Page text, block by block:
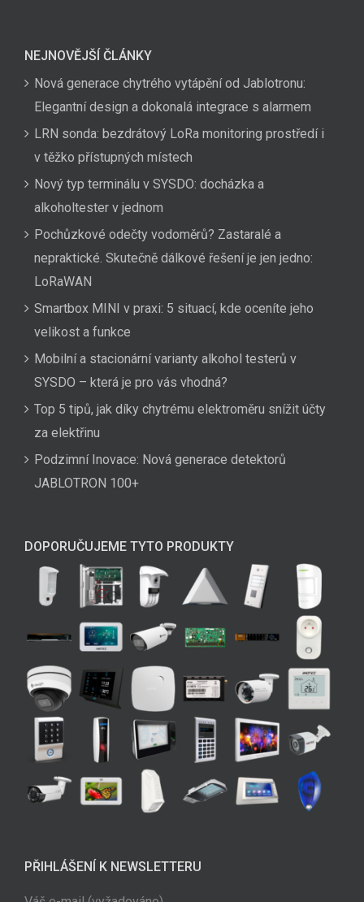
NEJNOVĚJŠÍ ČLÁNKY
Nová generace chytrého vytápění od Jablotronu:
Elegantní design a dokonalá integrace s alarmem
LRN sonda: bezdrátový LoRa monitoring prostředí i
v těžko přístupných místech
Nový typ terminálu v SYSDO: docházka a
alkoholtester v jednom
Pochůzkové odečty vodoměrů? Zastaralé a
nepraktické. Skutečně dálkové řešení je jen jedno:
LoRaWAN
Smartbox MINI v praxi: 5 situací, kde oceníte jeho
velikost a funkce
Mobilní a stacionární varianty alkohol testerů v
SYSDO – která je pro vás vhodná?
Top 5 tipů, jak díky chytrému elektroměru snížit účty
za elektřinu
Podzimní Inovace: Nová generace detektorů
JABLOTRON 100+
DOPORUČUJEME TYTO PRODUKTY
PŘIHLÁŠENÍ K NEWSLETTERU